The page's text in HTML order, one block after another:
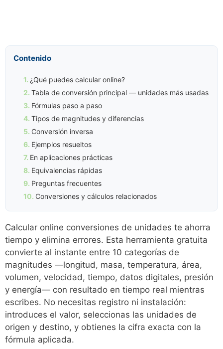
Contenido
¿Qué puedes calcular online?
Tabla de conversión principal — unidades más usadas
Fórmulas paso a paso
Tipos de magnitudes y diferencias
Conversión inversa
Ejemplos resueltos
En aplicaciones prácticas
Equivalencias rápidas
Preguntas frecuentes
Conversiones y cálculos relacionados
Calcular online conversiones de unidades te ahorra
tiempo y elimina errores. Esta herramienta gratuita
convierte al instante entre 10 categorías de
magnitudes —longitud, masa, temperatura, área,
volumen, velocidad, tiempo, datos digitales, presión
y energía— con resultado en tiempo real mientras
escribes. No necesitas registro ni instalación:
introduces el valor, seleccionas las unidades de
origen y destino, y obtienes la cifra exacta con la
fórmula aplicada.